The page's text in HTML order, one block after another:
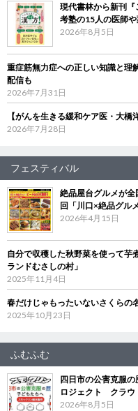
現代書林から新刊
考塾の15人の医師
2026年8月5日
重症筋無力症への正しい知識と
配信も
2026年7月31日
【がんを生きる緩和ケア医・大
2026年7月28日
フェスティバル
絶品屋台グルメが
回「川口×絶品グル
2026年4月15日
自分で収穫した秋野菜を使って
ランドむさしの村」
2025年11月4日
春だけじゃもったいないさくらの
2025年10月23日
ふむふむ
四日市の公害克服
ロジェクト クラウ
2026年8月5日